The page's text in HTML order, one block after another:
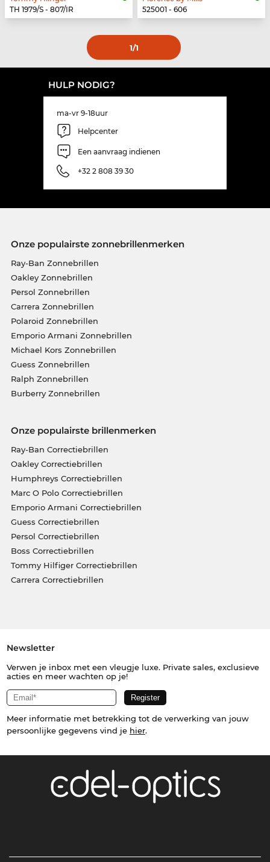
TH 1979/S - 807/IR
525001 - 606
1/1
HULP NODIG?
ma-vr 9-18uur
Helpcenter
Een aanvraag indienen
+32 2 808 39 30
Onze populairste zonnebrillenmerken
Ray-Ban Zonnebrillen
Oakley Zonnebrillen
Persol Zonnebrillen
Carrera Zonnebrillen
Polaroid Zonnebrillen
Emporio Armani Zonnebrillen
Michael Kors Zonnebrillen
Guess Zonnebrillen
Ralph Zonnebrillen
Burberry Zonnebrillen
Onze populairste brillenmerken
Ray-Ban Correctiebrillen
Oakley Correctiebrillen
Humphreys Correctiebrillen
Marc O Polo Correctiebrillen
Emporio Armani Correctiebrillen
Guess Correctiebrillen
Persol Correctiebrillen
Boss Correctiebrillen
Tommy Hilfiger Correctiebrillen
Carrera Correctiebrillen
Newsletter
Verwen je inbox met een vleugje luxe. Private sales, exclusieve
acties en meer wachten op je!
Meer informatie met betrekking tot de verwerking van jouw
persoonlijke gegevens vind je hier.